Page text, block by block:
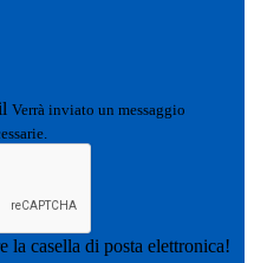
Verrà inviato un messaggio
la casella di posta elettronica!